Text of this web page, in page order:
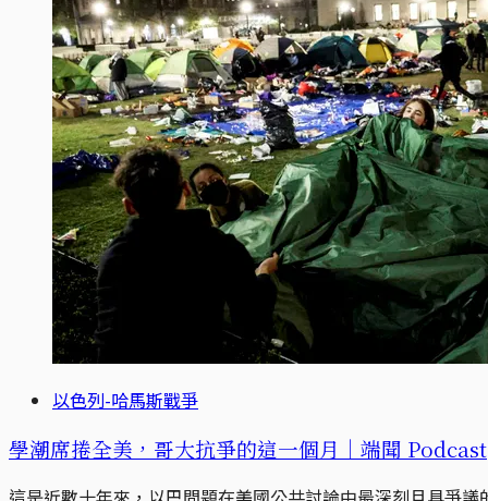
以色列-哈馬斯戰爭
學潮席捲全美，哥大抗爭的這一個月｜端聞 Podcast